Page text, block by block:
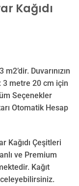
Kağıdı
Duvarınızın
3 metre 20 cm için
Seçenekler
Otomatik Hesap
Kağıdı Çeşitleri
ve Premium
Kağıt